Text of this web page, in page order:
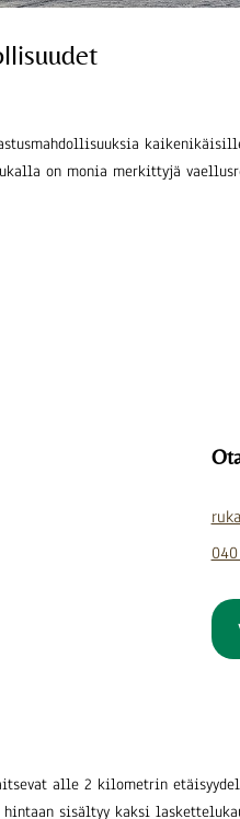
on monia merkittyjä
alle 2 kilometrin
sisältyy kaksi